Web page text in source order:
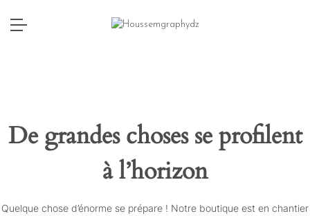
De grandes choses se profilent
à l’horizon
Quelque chose d’énorme se prépare ! Notre boutique est en chantier